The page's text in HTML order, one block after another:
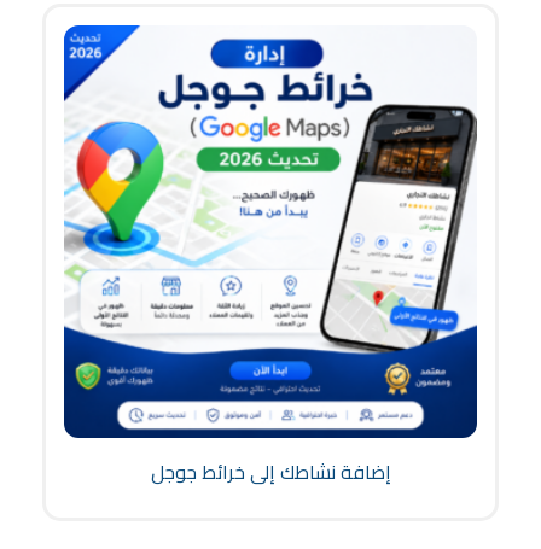
إضافة نشاطك إلى خرائط جوجل